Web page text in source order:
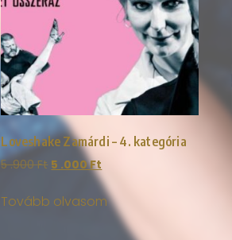
Loveshake Zamárdi – 4. kategória
5 .900Ft 5 .000Ft
Tovább olvasom